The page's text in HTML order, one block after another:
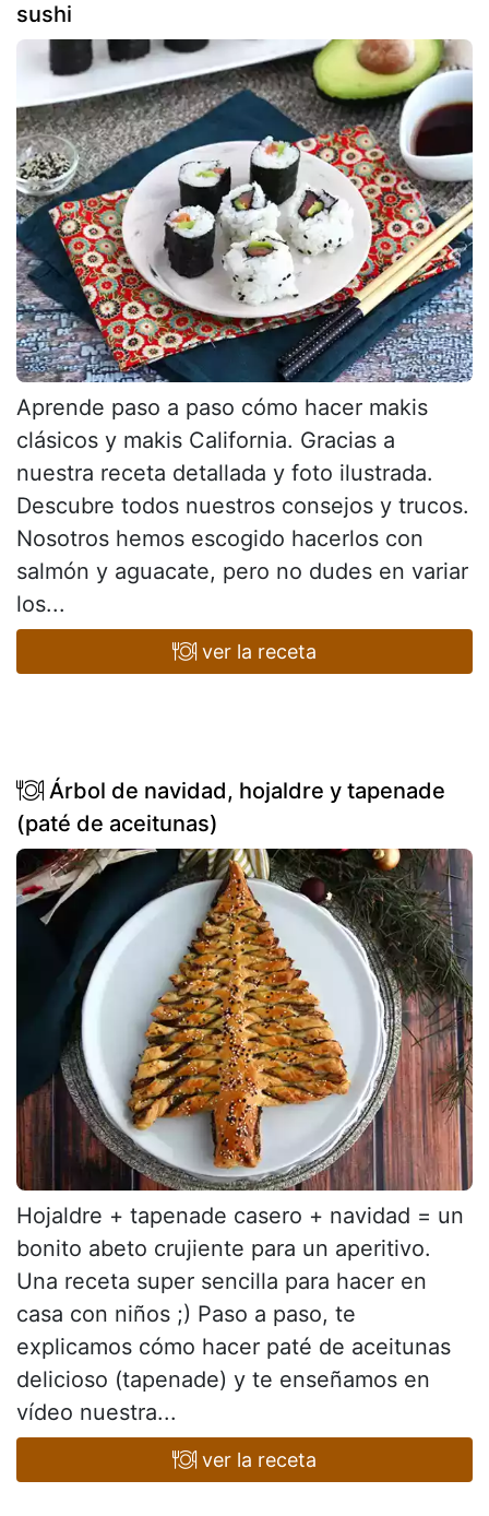
sushi
Aprende paso a paso cómo hacer makis
clásicos y makis California. Gracias a
nuestra receta detallada y foto ilustrada.
Descubre todos nuestros consejos y trucos.
Nosotros hemos escogido hacerlos con
salmón y aguacate, pero no dudes en variar
los...
ver la receta
Árbol de navidad, hojaldre y tapenade
(paté de aceitunas)
Hojaldre + tapenade casero + navidad = un
bonito abeto crujiente para un aperitivo.
Una receta super sencilla para hacer en
casa con niños ;) Paso a paso, te
explicamos cómo hacer paté de aceitunas
delicioso (tapenade) y te enseñamos en
vídeo nuestra...
ver la receta